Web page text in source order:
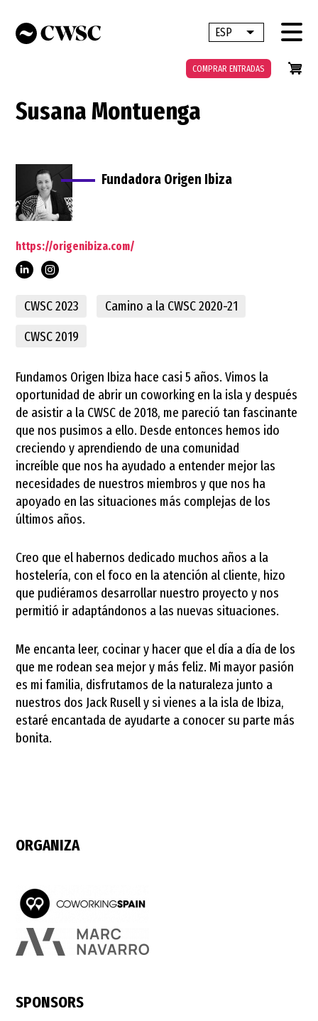
contenido
ESP Lista adicional
COMPRAR ENTRADAS
Susana Montuenga
Fundadora Origen Ibiza
https://origenibiza.com/
CWSC 2023
Camino a la CWSC 2020-21
CWSC 2019
Fundamos Origen Ibiza hace casi 5 años. Vimos la
oportunidad de abrir un coworking en la isla y después
de asistir a la CWSC de 2018, me pareció tan fascinante
que nos pusimos a ello. Desde entonces hemos ido
creciendo y aprendiendo de una comunidad
increíble que nos ha ayudado a entender mejor las
necesidades de nuestros miembros y que nos ha
apoyado en las situaciones más complejas de los
últimos años.
Creo que el habernos dedicado muchos años a la
hostelería, con el foco en la atención al cliente, hizo
que pudiéramos desarrollar nuestro proyecto y nos
permitió ir adaptándonos a las nuevas situaciones.
Me encanta leer, cocinar y hacer que el día a día de los
que me rodean sea mejor y más feliz. Mi mayor pasión
es mi familia, disfrutamos de la naturaleza junto a
nuestros dos Jack Rusell y si vienes a la isla de Ibiza,
estaré encantada de ayudarte a conocer su parte más
bonita.
ORGANIZA
SPONSORS